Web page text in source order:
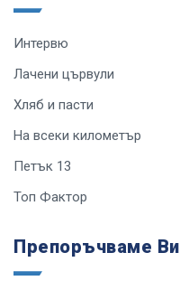
Интервю
Лачени цървули
Хляб и пасти
На всеки километър
Петък 13
Топ Фактор
Препоръчваме Ви